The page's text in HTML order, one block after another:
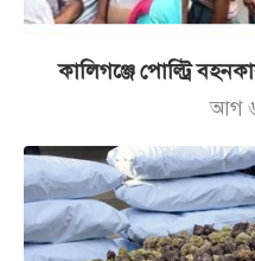
কালিগঞ্জে পোল্ট্রি
আগ